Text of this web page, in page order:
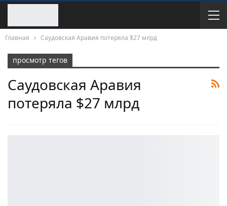
Главная Саудовская Аравия потеряла $27 млрд
просмотр тегов
Саудовская Аравия
потеряла $27 млрд